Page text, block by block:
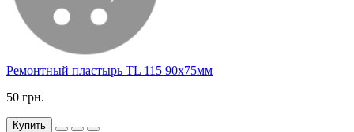
Ремонтный пластырь TL 115 90х75мм
50 грн.
Купить